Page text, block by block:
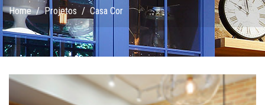
Home / Projetos / Casa Cor